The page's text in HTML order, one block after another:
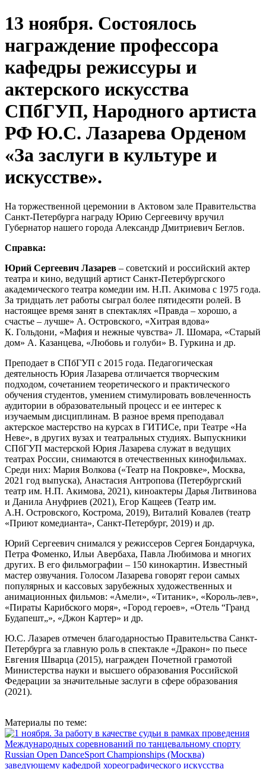
13 ноября. Состоялось
награждение профессора
кафедры режиссуры и
актерского искусства
СПбГУП, Народного артиста
РФ Ю.С. Лазарева Орденом
«За заслуги в культуре и
искусстве».
На торжественной церемонии в Актовом зале Правительства
Санкт-Петербурга награду Юрию Сергеевичу вручил
Губернатор нашего города Александр Дмитриевич Беглов.
Справка:
Юрий Сергеевич Лазарев – советский и российский актер
театра и кино, ведущий артист Санкт-Петербургского
академического театра комедии им. Н.П. Акимова с 1975 года.
За тридцать лет работы сыграл более пятидесяти ролей. В
настоящее время занят в спектаклях «Правда – хорошо, а
счастье – лучше» А. Островского, «Хитрая вдова»
К. Гольдони, «Мафия и нежные чувства» Л. Шомара, «Старый
дом» А. Казанцева, «Любовь и голуби» В. Гуркина и др.
Преподает в СПбГУП с 2015 года. Педагогическая
деятельность Юрия Лазарева отличается творческим
подходом, сочетанием теоретического и практического
обучения студентов, умением стимулировать вовлеченность
аудитории в образовательный процесс и ее интерес к
изучаемым дисциплинам. В разное время преподавал
актерское мастерство на курсах в ГИТИСе, при Театре «На
Неве», в других вузах и театральных студиях. Выпускники
СПбГУП мастерской Юрия Лазарева служат в ведущих
театрах России, снимаются в отечественных кинофильмах.
Среди них: Мария Волкова («Театр на Покровке», Москва,
2021 год выпуска), Анастасия Антропова (Петербургский
театр им. Н.П. Акимова, 2021), киноактеры Дарья Литвинова
и Данила Ануфриев (2021), Егор Кащеев (Театр им.
А.Н. Островского, Кострома, 2019), Виталий Ковалев (театр
«Приют комедианта», Санкт-Петербург, 2019) и др.
Юрий Сергеевич снимался у режиссеров Сергея Бондарчука,
Петра Фоменко, Ильи Авербаха, Павла Любимова и многих
других. В его фильмографии – 150 кинокартин. Известный
мастер озвучания. Голосом Лазарева говорят герои самых
популярных и кассовых зарубежных художественных и
анимационных фильмов: «Амели», «Титаник», «Король-лев»,
«Пираты Карибского моря», «Город героев», «Отель “Гранд
Будапешт„», «Джон Картер» и др.
Ю.С. Лазарев отмечен благодарностью Правительства Санкт-
Петербурга за главную роль в спектакле «Дракон» по пьесе
Евгения Шварца (2015), награжден Почетной грамотой
Министерства науки и высшего образования Российской
Федерации за значительные заслуги в сфере образования
(2021).
Материалы по теме: